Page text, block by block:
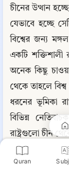
Quran
চীনের উত্থান
যেভাবে হচ্ছে
বিশ্বের জন্য
একটি শক্তিশালী
অনেক কিছু
থেকে তাহলে বিশ্ব
ধরনের ভূমিকা
বিভিন্ন
রাষ্ট্রগুলো চীন
কি দরকার বরং
আরও বেশি হবে।
Copy